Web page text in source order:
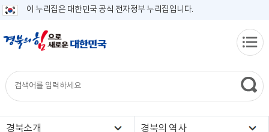
이 누리집은 대한민국 공식 전자정부 누리집입니다.
경북소개 경북의 역사